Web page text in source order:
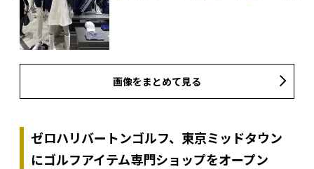
画像をまとめて見る
ゼロハリバートンゴルフ、東京ミッドタウン
にゴルフアイテム専門ショップをオープン